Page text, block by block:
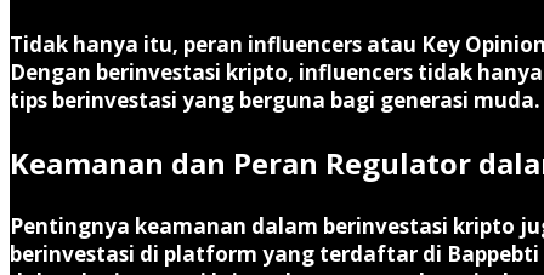
Tidak hanya itu, peran influencers atau Key
Dengan berinvestasi kripto, influencers tidak
tips berinvestasi yang berguna bagi generasi muda.
Keamanan dan Peran Regulator
Pentingnya keamanan dalam berinvestasi kripto
berinvestasi di platform yang terdaftar di